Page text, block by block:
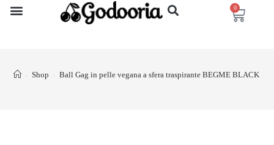
0
> Shop > Ball Gag in pelle vegana a sfera traspirante BEGME BLACK